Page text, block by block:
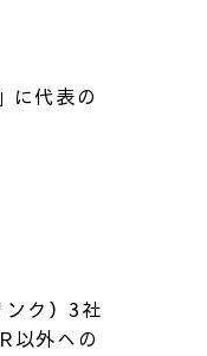
に代表の
ク）3社
以外への